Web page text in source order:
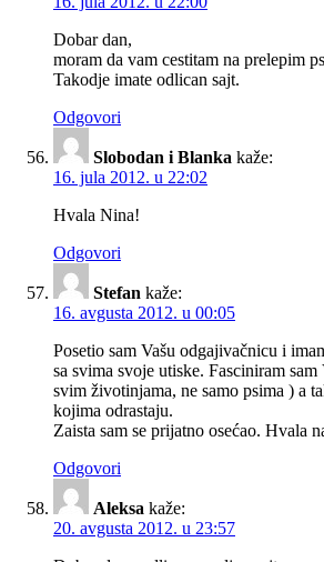
Dobar dan,
moram da vam cestitam na prelepim
Takodje imate odlican sajt.
Odgovori
Slobodan i Blanka kaže:
16. jula 2012. u 22:02
Hvala Nina!
Odgovori
Stefan kaže:
16. avgusta 2012. u 00:05
Posetio sam Vašu odgajivačnicu i
sa svima svoje utiske. Fasciniram
svim životinjama, ne samo psima ) a
kojima odrastaju.
Zaista sam se prijatno osećao. Hvala
Odgovori
Aleksa kaže:
20. avgusta 2012. u 23:57